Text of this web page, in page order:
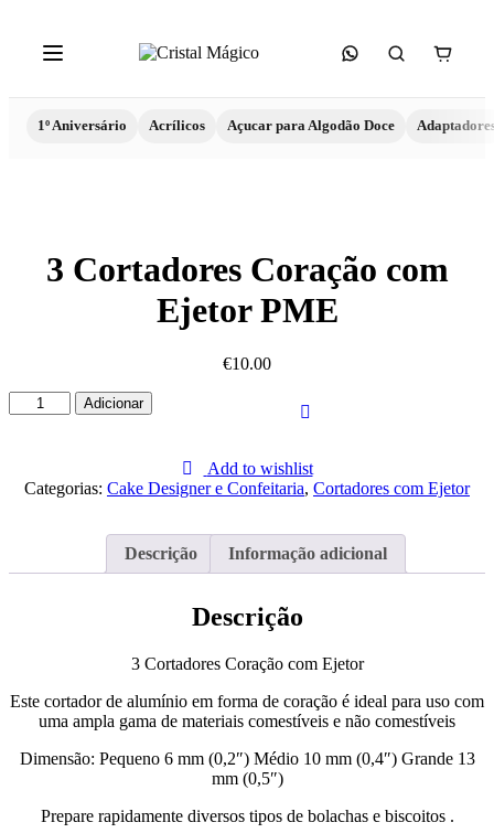
1º Aniversário Acrílicos Açucar para Algodão Doce
3 Cortadores Coração com
Ejetor PME
€10.00
Quantidade
de
Coração
com
Adicionar
Add to wishlist
Categorias: Cake Designer e Confeitaria, Cortadores com Ejetor
Descrição Informação adicional
Descrição
3 Cortadores Coração com Ejetor
Este cortador de alumínio em forma de coração é ideal para uso com
uma ampla gama de materiais comestíveis e não comestíveis
Dimensão: Pequeno 6 mm (0,2″) Médio 10 mm (0,4″) Grande 13
mm (0,5″)
Prepare rapidamente diversos tipos de bolachas e biscoitos .